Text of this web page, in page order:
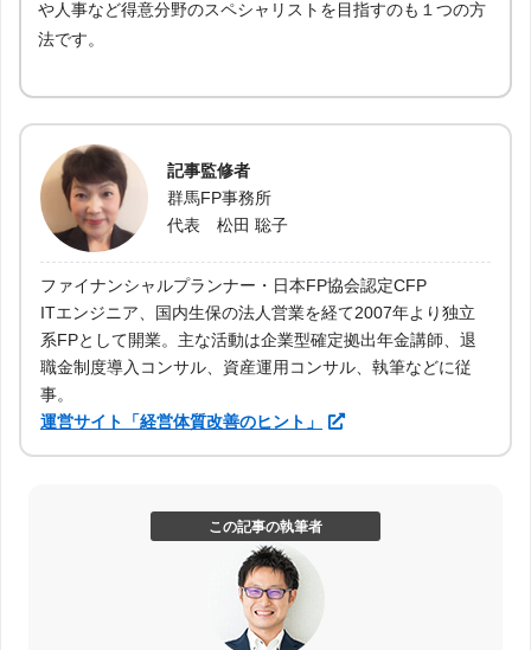
や人事など得意分野のスペシャリストを目指すのも１つの方
法です。
記事監修者
群馬FP事務所
代表 松田 聡子
ファイナンシャルプランナー・日本FP協会認定CFP
ITエンジニア、国内生保の法人営業を経て2007年より独立
系FPとして開業。主な活動は企業型確定拠出年金講師、退
職金制度導入コンサル、資産運用コンサル、執筆などに従
事。
運営サイト「経営体質改善のヒント」
この記事の執筆者